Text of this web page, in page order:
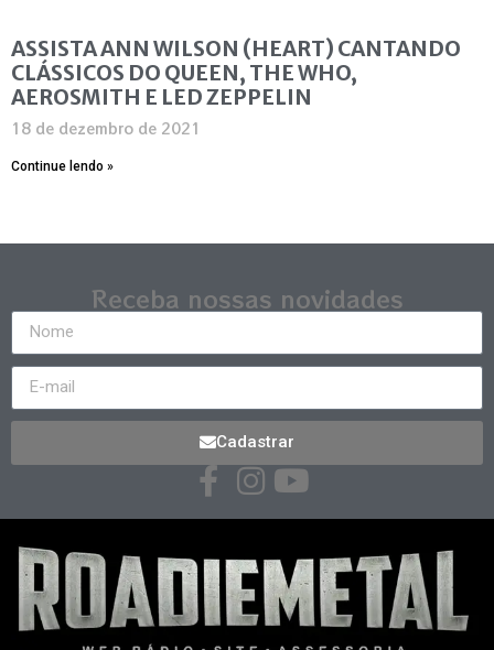
ASSISTA ANN WILSON (HEART) CANTANDO
CLÁSSICOS DO QUEEN, THE WHO,
AEROSMITH E LED ZEPPELIN
18 de dezembro de 2021
Continue lendo »
Receba nossas novidades
Cadastrar